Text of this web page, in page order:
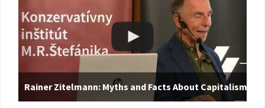
Rainer Zitelmann: Myths and Facts About Capitalism